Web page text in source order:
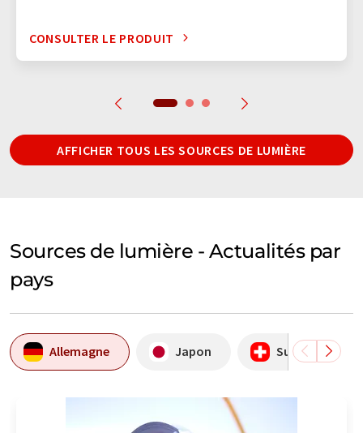
CONSULTER LE PRODUIT
AFFICHER TOUS LES SOURCES DE LUMIÈRE
Sources de lumière - Actualités par
pays
Allemagne Japon Suisse